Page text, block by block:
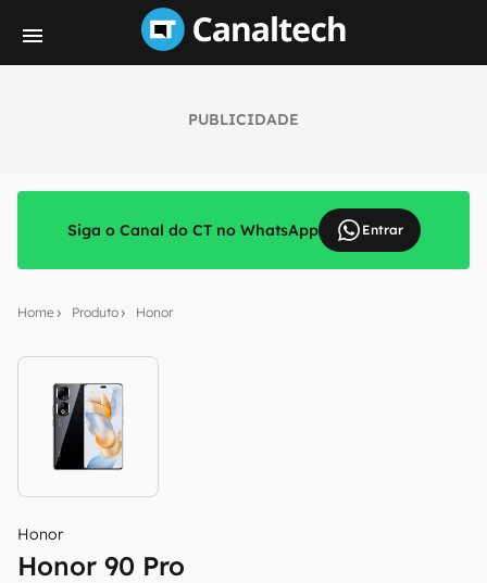
PUBLICIDADE
Siga o Canal do CT no WhatsApp Entrar
Home Produto Honor
Honor
Honor 90 Pro